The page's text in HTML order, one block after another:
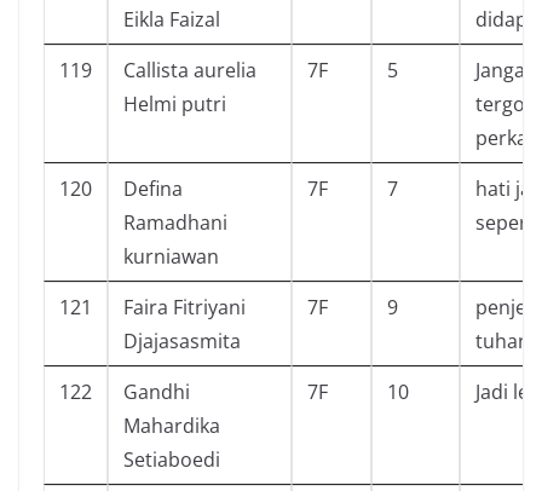
Eikla Faizal
119
Callista aurelia
Helmi putri
7F 5
120
Defina
Ramadhani
kurniawan
7F 7
hati
121
Faira Fitriyani
Djajasasmita
7F 9
122
Gandhi
Mahardika
Setiaboedi
7F 10 Jadi